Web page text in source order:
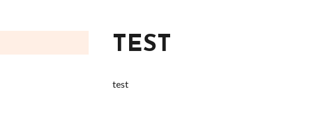
TEST
test